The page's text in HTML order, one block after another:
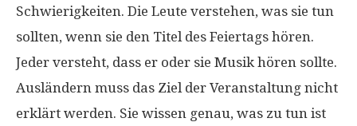
Schwierigkeiten. Die Leute verstehen, was sie tun
sollten, wenn sie den Titel des Feiertags hören.
Jeder versteht, dass er oder sie Musik hören sollte.
Ausländern muss das Ziel der Veranstaltung nicht
erklärt werden. Sie wissen genau, was zu tun ist